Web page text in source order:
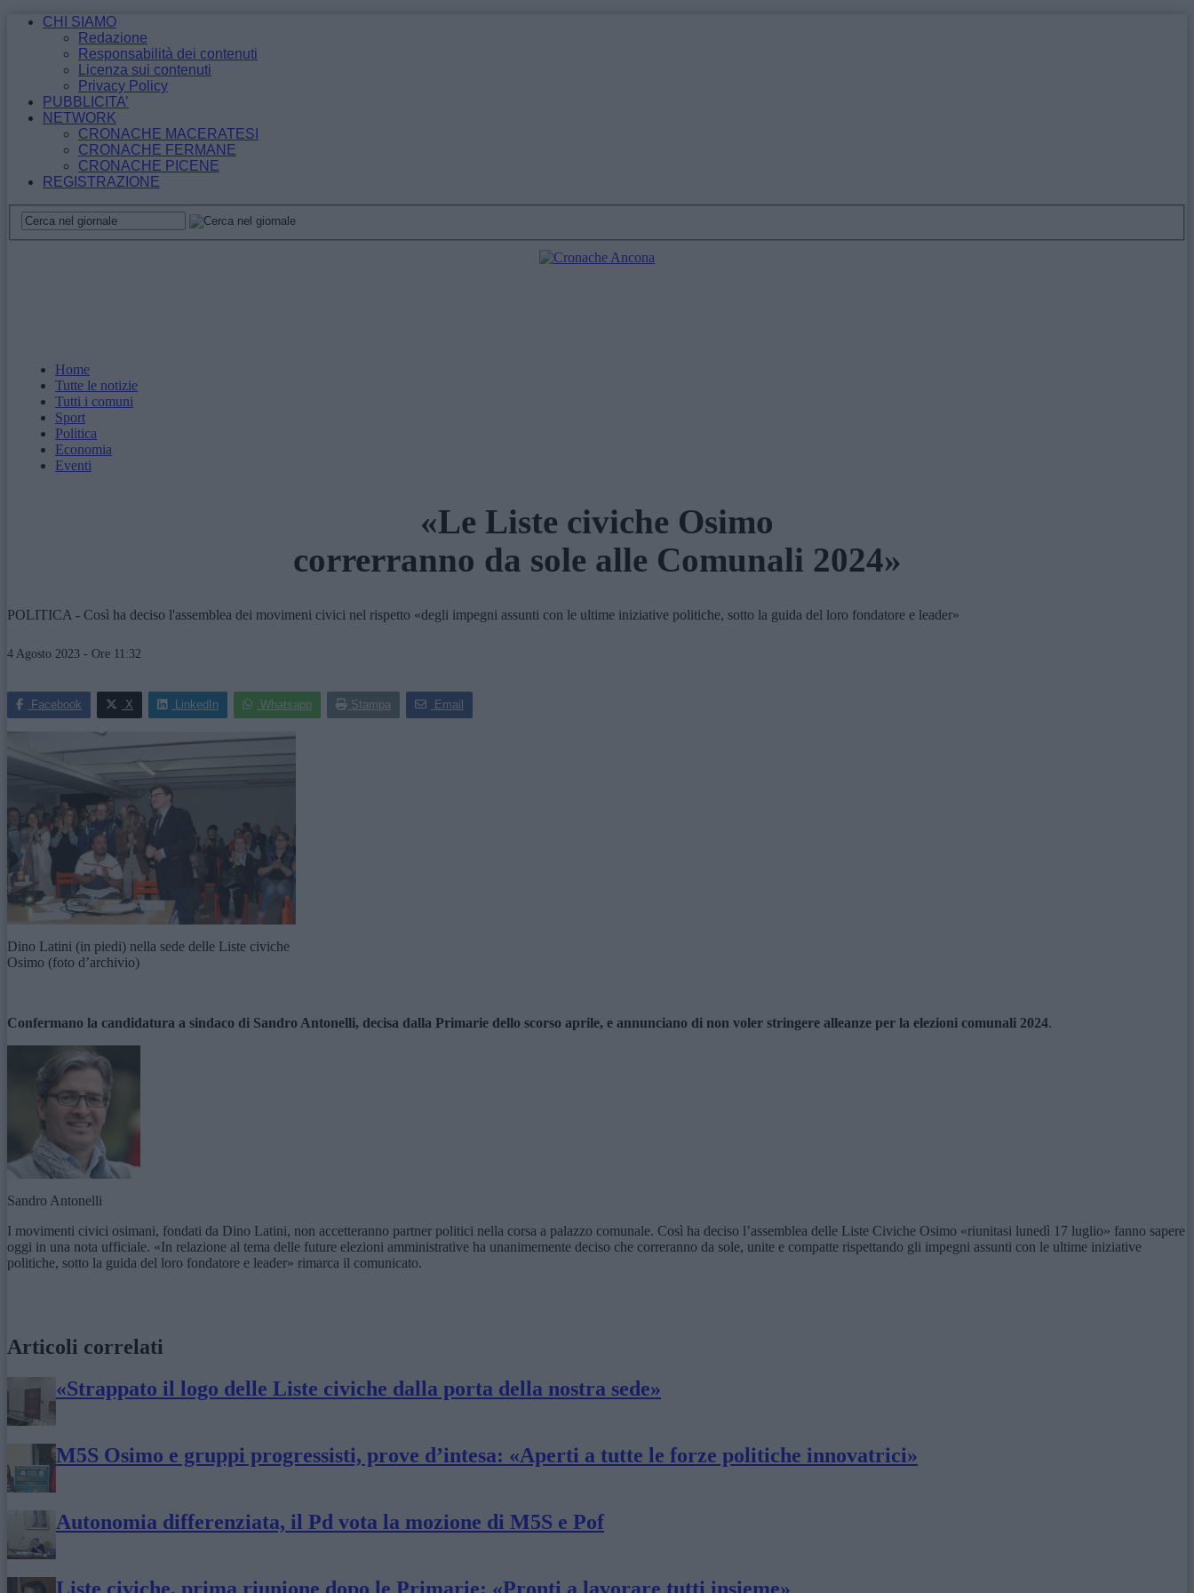
CHI SIAMO
Redazione
Responsabilità dei contenuti
Licenza sui contenuti
Privacy Policy
PUBBLICITA’
NETWORK
CRONACHE MACERATESI
CRONACHE FERMANE
CRONACHE PICENE
REGISTRAZIONE
Home
Tutte le notizie
Tutti i comuni
Sport
Politica
Economia
Eventi
«Le Liste civiche Osimo
correrranno da sole alle Comunali 2024»
POLITICA - Così ha deciso l'assemblea dei movimeni civici nel rispetto «degli impegni assunti con le ultime iniziative politiche, sotto la guida del loro fondatore e leader»
4 Agosto 2023 - Ore 11:32
Facebook X LinkedIn Whatsapp Stampa Email
Dino Latini (in piedi) nella sede delle Liste civiche
Osimo (foto d’archivio)
Confermano la candidatura a sindaco di Sandro Antonelli, decisa dalla Primarie dello scorso aprile, e annunciano di non voler stringere alleanze per la elezioni comunali 2024.
Sandro Antonelli
I movimenti civici osimani, fondati da Dino Latini, non accetteranno partner politici nella corsa a palazzo comunale. Così ha deciso l’assemblea delle Liste Civiche Osimo «riunitasi lunedì 17 luglio» fanno sapere
oggi in una nota ufficiale. «In relazione al tema delle future elezioni amministrative ha unanimemente deciso che correranno da sole, unite e compatte rispettando gli impegni assunti con le ultime iniziative
politiche, sotto la guida del loro fondatore e leader» rimarca il comunicato.
Articoli correlati
«Strappato il logo delle Liste civiche dalla porta della nostra sede»
M5S Osimo e gruppi progressisti, prove d’intesa: «Aperti a tutte le forze politiche innovatrici»
Autonomia differenziata, il Pd vota la mozione di M5S e Pof